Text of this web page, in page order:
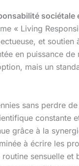
sociétale
« Living
et soutien
en puissance de
mais un
sans perdre
constante
grâce à la
à écrire les
sensuelle et